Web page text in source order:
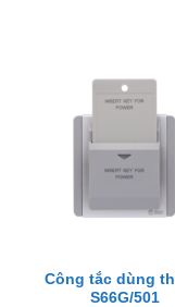
Công tắc dùng
S66G/501